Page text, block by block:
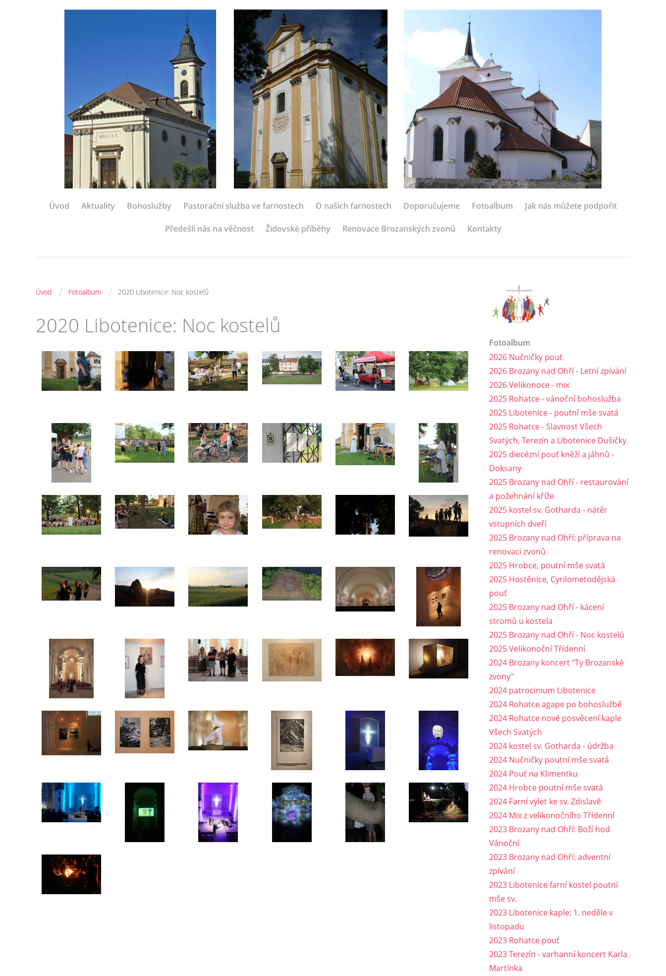
Úvod Aktuality Bohoslužby Pastorační služba ve farnostech O našich farnostech Doporučujeme Fotoalbum Jak nás můžete podpořit
Předešli nás na věčnost Židovské příběhy Renovace Brozanských zvonů Kontakty
Úvod / Fotoalbum / 2020 Libotenice: Noc kostelů
2020 Libotenice: Noc kostelů
Fotoalbum
2026 Nučničky pouť
2026 Brozany nad Ohří - Letní zpívání
2026 Velikonoce - mix
2025 Rohatce - vánoční bohoslužba
2025 Libotenice - poutní mše svatá
2025 Rohatce - Slavnost Všech
Svatých, Terezín a Libotenice Dušičky
2025 diecézní pouť kněží a jáhnů -
Doksany
2025 Brozany nad Ohří - restaurování
a požehnání kříže
2025 kostel sv. Gotharda - nátěr
vstupních dveří
2025 Brozany nad Ohří: příprava na
renovaci zvonů
2025 Hrobce, poutní mše svatá
2025 Hostěnice, Cyrilometodějská
pouť
2025 Brozany nad Ohří - kácení
stromů u kostela
2025 Brozany nad Ohří - Noc kostelů
2025 Velikonoční Třídenní
2024 Brozany koncert "Ty Brozanské
zvony"
2024 patrocinium Libotenice
2024 Rohatce agape po bohoslužbě
2024 Rohatce nové posvěcení kaple
Všech Svatých
2024 kostel sv. Gotharda - údržba
2024 Nučničky poutní mše svatá
2024 Pouť na Klimentku
2024 Hrobce poutní mše svatá
2024 Farní výlet ke sv. Zdislavě
2024 Mix z velikonočního Třídenní
2023 Brozany nad Ohří: Boží hod
Vánoční
2023 Brozany nad Ohří: adventní
zpívání
2023 Libotenice farní kostel poutní
mše sv.
2023 Libotenice kaple: 1. neděle v
listopadu
2023 Rohatce pouť
2023 Terezín - varhanní koncert Karla
Martínka